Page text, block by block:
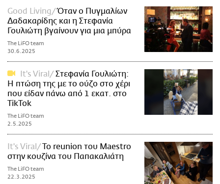
Good Living
Όταν ο Πυγμαλίων
Δαδακαρίδης και η Στεφανία
Γουλιώτη βγαίνουν για μια μπύρα
The LiFO team
30.6.2025
It's Viral
Στεφανία Γουλιώτη:
Η πτώση της με το ούζο στο χέρι
που είδαν πάνω από 1 εκατ. στο
TikTok
The LiFO team
2.5.2025
It's Viral
To reunion του Maestro
στην κουζίνα του Παπακαλιάτη
The LiFO team
22.3.2025